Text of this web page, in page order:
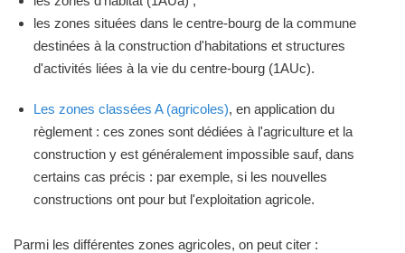
les zones situées dans le centre-bourg de la commune
destinées à la construction d'habitations et structures
d'activités liées à la vie du centre-bourg (1AUc).
Les zones classées A (agricoles), en application du
règlement : ces zones sont dédiées à l'agriculture et la
construction y est généralement impossible sauf, dans
certains cas précis : par exemple, si les nouvelles
constructions ont pour but l'exploitation agricole.
Parmi les différentes zones agricoles, on peut citer :